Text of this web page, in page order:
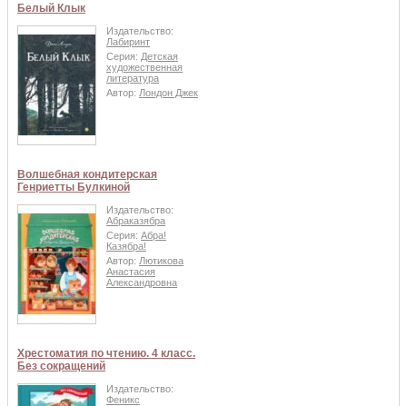
Белый Клык
Издательство:
Лабиринт
Серия: Детская
художественная
литература
Автор: Лондон Джек
Волшебная кондитерская
Генриетты Булкиной
Издательство:
Абраказябра
Серия: Абра!
Казябра!
Автор: Лютикова
Анастасия
Александровна
Хрестоматия по чтению. 4 класс.
Без сокращений
Издательство:
Феникс